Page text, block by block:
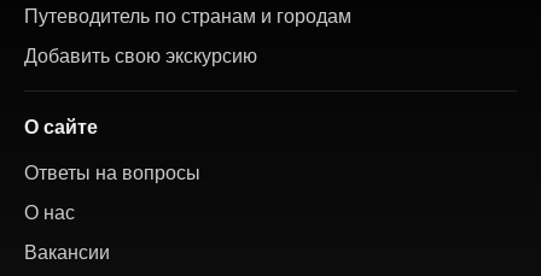
Путеводитель по странам и городам
Добавить свою экскурсию
О сайте
Ответы на вопросы
О нас
Вакансии